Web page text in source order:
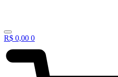
R$ 0,00 0